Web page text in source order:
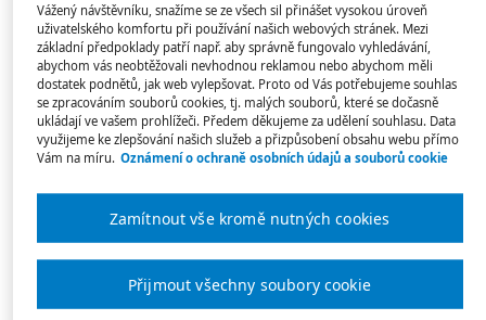
Rodiče vítáni – certifikace škol
Zavedenou značkou Rodiče vítáni se mohou na svých
dveřích pyšnit školy, které jsou vstřícné při komunikaci
Co to znamená? Ve škole panuje mezi rodiči a učiteli
důvěra i partnerství. Dobré vztahy mezi rodinou a
školou vedou ke spokojeným žákům a jejich dobrým
výsledkům.
Vážený návštěvníku, snažíme se ze všech sil přinášet vysokou úroveň
uživatelského komfortu při používání našich webových stránek. Mezi
základní předpoklady patří např. aby správně fungovalo vyhledávání,
abychom vás neobtěžovali nevhodnou reklamou nebo abychom měli
dostatek podnětů, jak web vylepšovat. Proto od Vás potřebujeme souhlas
se zpracováním souborů cookies, tj. malých souborů, které se dočasně
ukládají ve vašem prohlížeči. Předem děkujeme za udělení souhlasu. Data
využijeme ke zlepšování našich služeb a přizpůsobení obsahu webu přímo
Vám na míru. Oznámení o ochraně osobních údajů a souborů cookie
Zamítnout vše kromě nutných cookies
Přijmout všechny soubory cookie